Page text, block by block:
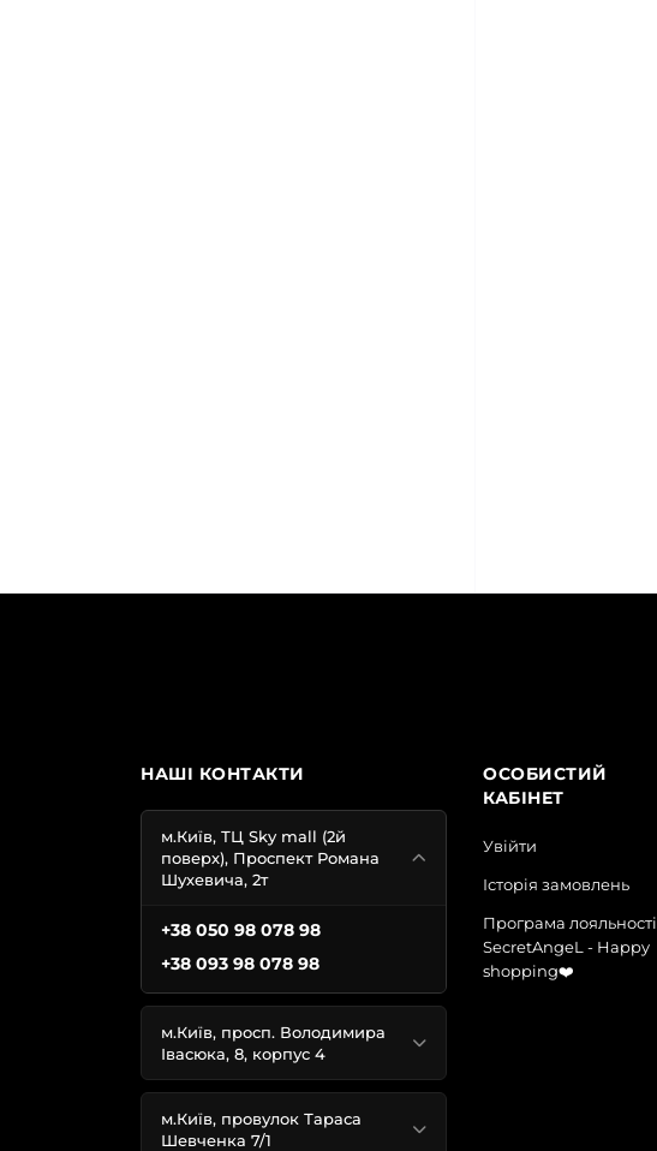
НАШІ КОНТАКТИ
м.Київ, ТЦ Sky mall (2й
поверх), Проспект Романа
Шухевича, 2т
+38 050 98 078 98
+38 093 98 078 98
м.Київ, просп. Володимира
Івасюка, 8, корпус 4
м.Київ, провулок Тараса
Шевченка 7/1
ОСОБИСТИЙ
КАБІНЕТ
Увійти
Історія замовлень
Програма лояльності
SecretAngeL - Happy
shopping❤️